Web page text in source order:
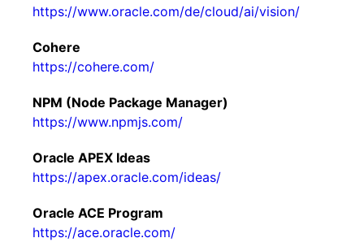
https://www.oracle.com/de/cloud/ai/vision/
Cohere
https://cohere.com/
NPM (Node Package Manager)
https://www.npmjs.com/
Oracle APEX Ideas
https://apex.oracle.com/ideas/
Oracle ACE Program
https://ace.oracle.com/